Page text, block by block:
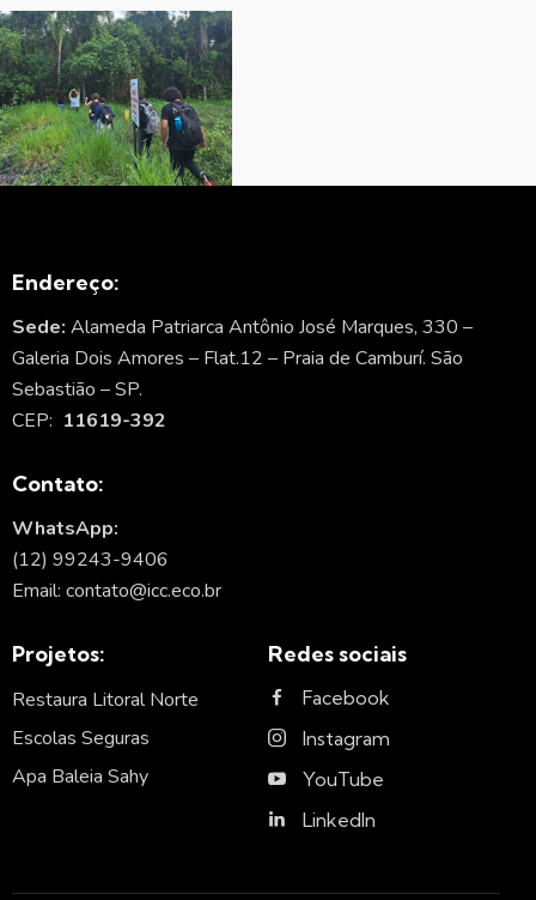
Endereço:
Sede: Alameda Patriarca Antônio José Marques, 330 –
Galeria Dois Amores – Flat.12 – Praia de Camburí. São
Sebastião – SP.
CEP: 11619-392
Contato:
WhatsApp:
(12) 99243-9406
Email: contato@icc.eco.br
Projetos:
Restaura Litoral Norte
Escolas Seguras
Apa Baleia Sahy
Redes sociais
Facebook
Instagram
YouTube
LinkedIn